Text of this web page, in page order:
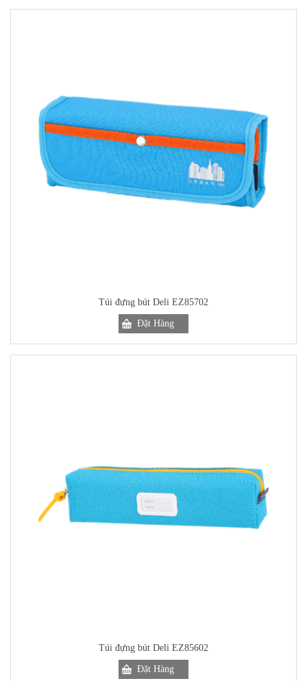
Túi đựng bút Deli EZ85702
Đặt Hàng
Túi đựng bút Deli EZ85602
Đặt Hàng